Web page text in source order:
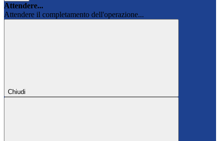
Attendere...
Attendere il completamento dell'operazione...
Chiudi